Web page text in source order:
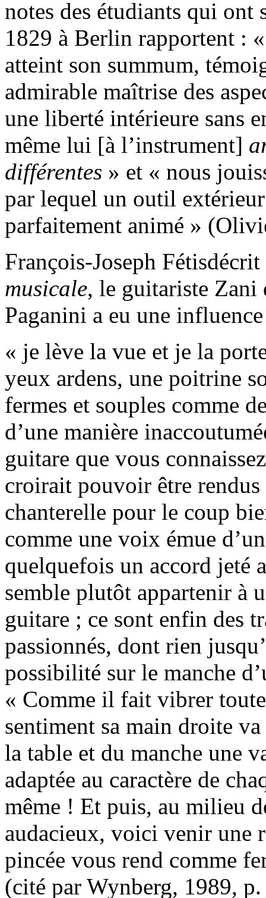
notes des étudiants qui ont
1829 à Berlin rapportent :
atteint son summum,
admirable maîtrise des
une liberté intérieure sans
même lui [à l’instrument]
différentes » et « nous
par lequel un outil
parfaitement animé »
François-Joseph
musicale, le guitariste Zani
Paganini a eu une
« je lève la vue et je la
yeux ardens, une poitrine
fermes et souples comme
d’une manière
guitare que vous
croirait pouvoir être rendus
chanterelle pour le coup
comme une voix émue
quelquefois un accord jeté
semble plutôt appartenir à
guitare ; ce sont enfin des
passionnés, dont rien
possibilité sur le manche
« Comme il fait vibrer
sentiment sa main droite
la table et du manche une
adaptée au caractère de
même ! Et puis, au milieu
audacieux, voici venir une
pincée vous rend comme
(cité par Wynberg, 1989,